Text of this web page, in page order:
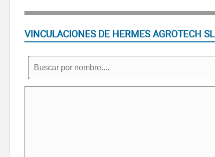
VINCULACIONES DE HERMES AGROTECH SL